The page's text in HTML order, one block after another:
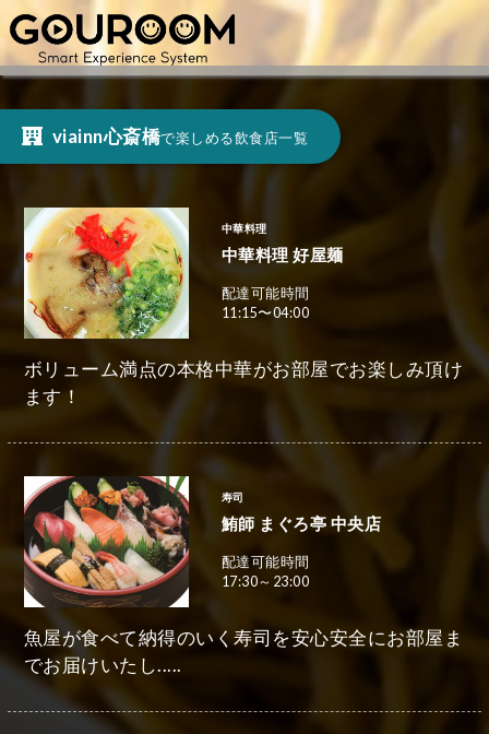
viainn心斎橋で楽しめる飲食店一覧
中華料理
中華料理 好屋麺
配達可能時間
11:15〜04:00
ボリューム満点の本格中華がお部屋でお楽しみ頂け
ます！
寿司
鮪師 まぐろ亭 中央店
配達可能時間
17:30～23:00
魚屋が食べて納得のいく寿司を安心安全にお部屋ま
でお届けいたし.....